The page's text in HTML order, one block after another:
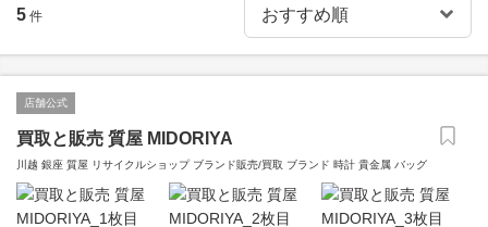
5 件
店舗公式
買取と販売 質屋 MIDORIYA
川越 銀座 質屋 リサイクルショップ ブランド販売/買取 ブランド 時計 貴金属 バッグ